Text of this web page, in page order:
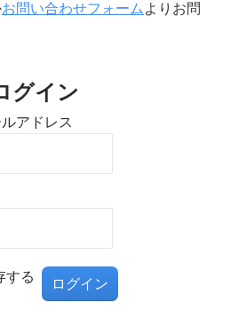
お問い合わせフォーム よりお問
グイン
アドレス
する